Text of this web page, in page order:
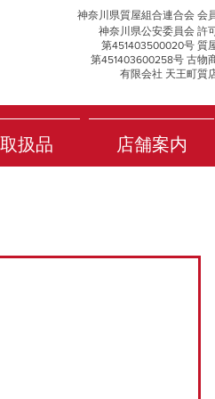
神奈川県質屋組合連合会 会
神奈川県公安委員会 許
第451403500020号 質
第451403600258号 古物
有限会社 天王町質
扱品 店舗案内